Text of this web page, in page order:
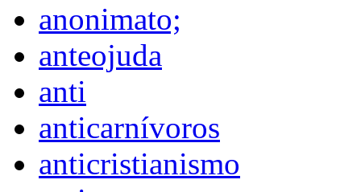
anonimato;
anteojuda
anti
anticarnívoros
anticristianismo